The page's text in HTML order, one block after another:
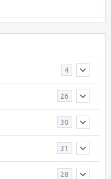
4
26
30
31
28